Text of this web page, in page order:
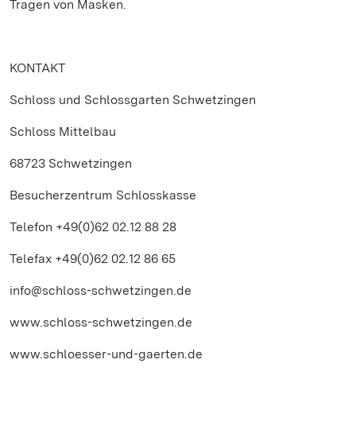
Tragen von Masken.
KONTAKT
Schloss und Schlossgarten Schwetzingen
Schloss Mittelbau
68723 Schwetzingen
Besucherzentrum Schlosskasse
Telefon +49(0)62 02.12 88 28
Telefax +49(0)62 02.12 86 65
info@schloss-schwetzingen.de
www.schloss-schwetzingen.de
www.schloesser-und-gaerten.de